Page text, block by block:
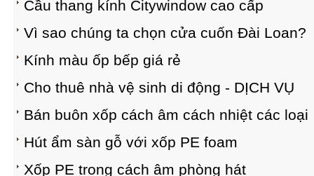
Cầu thang kính Citywindow cao cấp
Vì sao chúng ta chọn cửa cuốn Đài Loan?
Kính màu ốp bếp giá rẻ
Cho thuê nhà vệ sinh di động - DỊCH VỤ
Bán buôn xốp cách âm cách nhiệt các loại
Hút ẩm sàn gỗ với xốp PE foam
Xốp PE trong cách âm phòng hát